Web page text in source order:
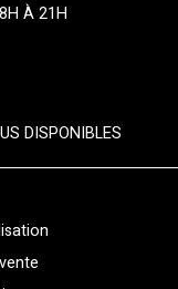
À 21H
DISPONIBLES